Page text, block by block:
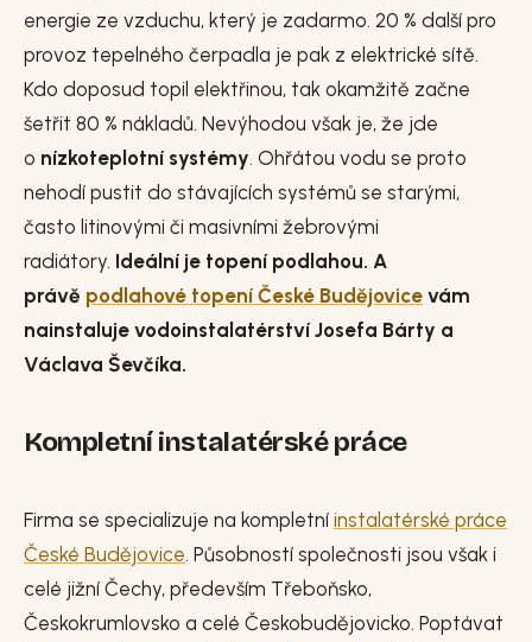
energie ze vzduchu, který je zadarmo. 20 % další pro
provoz tepelného čerpadla je pak z elektrické sítě.
Kdo doposud topil elektřinou, tak okamžitě začne
šetřit 80 % nákladů. Nevýhodou však je, že jde
o nízkoteplotní systémy. Ohřátou vodu se proto
nehodí pustit do stávajících systémů se starými,
často litinovými či masivními žebrovými
radiátory. Ideální je topení podlahou. A
právě podlahové topení České Budějovice vám
nainstaluje vodoinstalatérství Josefa Bárty a
Václava Ševčíka.
Kompletní instalatérské práce
Firma se specializuje na kompletní instalatérské práce
České Budějovice. Působností společnosti jsou však i
celé jižní Čechy, především Třeboňsko,
Českokrumlovsko a celé Českobudějovicko. Poptávat